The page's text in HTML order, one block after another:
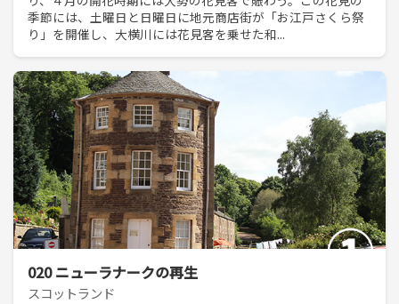
季節には、土曜日と日曜日に地元商店街が「お江戸さくら祭
り」を開催し、大横川には花見客を乗せた和...
020 ニューラナークの再生
スコットランド